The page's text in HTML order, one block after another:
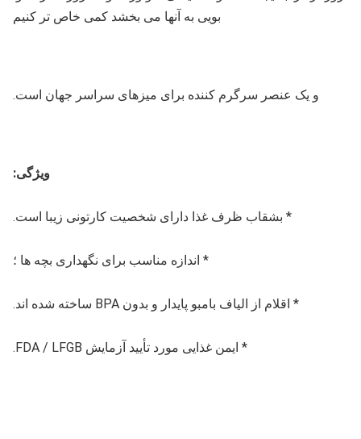
بویی به آنها می بخشد کمی خاص تر کنیم
و یک عنصر سرگرم کننده برای میزهای سراسر جهان است.
ویژگی:
* بشقاب ظرف غذا دارای شخصیت کارتونی زیبا است.
* اندازه مناسب برای نگهداری بچه ها ؛
* اقلام از الیاف بامبو پایدار و بدون BPA ساخته شده اند.
* ایمن غذایی مورد تأیید آزمایش FDA / LFGB.